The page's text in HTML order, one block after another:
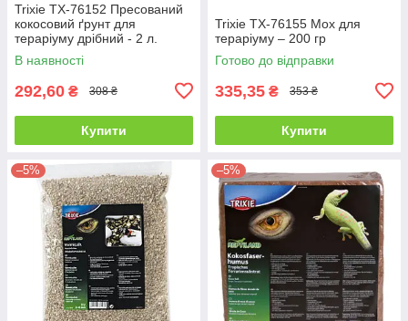
Trixie TX-76152 Пресований
кокосовий ґрунт для
тераріуму дрібний - 2 л.
В наявності
292,60 ₴ 308 ₴
Купити
Trixie TX-76155 Мох для
тераріуму – 200 гр
Готово до відправки
335,35 ₴ 353 ₴
Купити
–5% –5%